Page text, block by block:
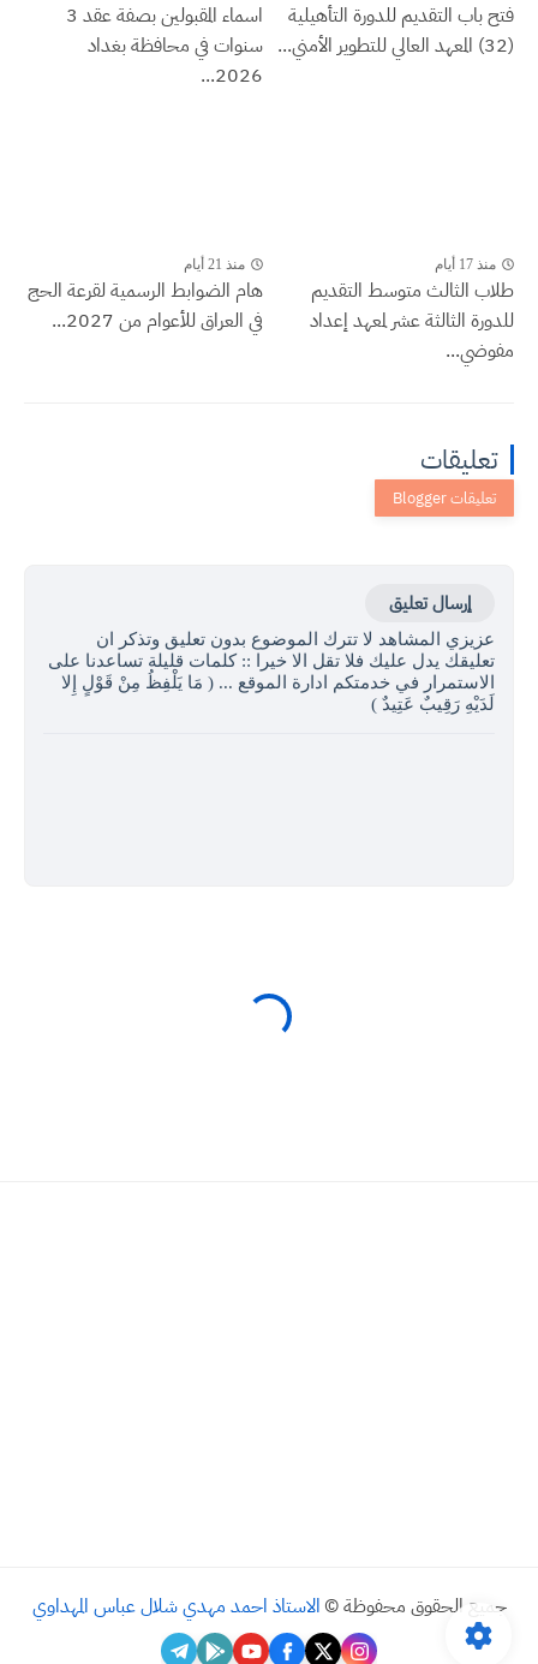
فتح باب التقديم للدورة التأهيلية
(32) المعهد العالي للتطوير الأمني...
اسماء المقبولين بصفة عقد 3
سنوات في محافظة بغداد
2026...
منذ 17 أيام
طلاب الثالث متوسط التقديم
للدورة الثالثة عشر لمعهد إعداد
مفوضي...
منذ 21 أيام
هام الضوابط الرسمية لقرعة الحج
في العراق للأعوام من 2027...
تعليقات
إرسال تعليق
عزيزي المشاهد لا تترك الموضوع بدون تعليق وتذكر ان
تعليقك يدل عليك فلا تقل الا خيرا :: كلمات قليلة تساعدنا على
الاستمرار في خدمتكم ادارة الموقع ... ( مَا يَلْفِظُ مِنْ قَوْلٍ إِلا
لَدَيْهِ رَقِيبٌ عَتِيدٌ )
جميع الحقوق محفوظة © الاستاذ احمد مهدي شلال عباس المهداوي